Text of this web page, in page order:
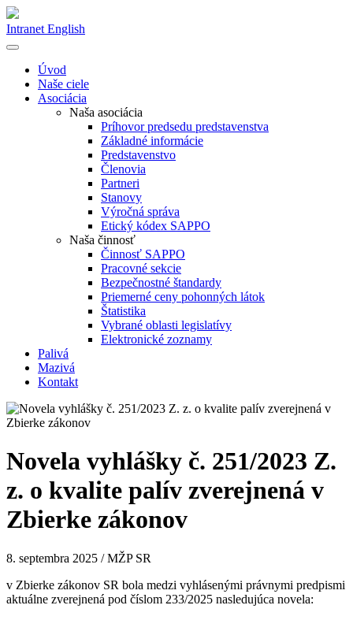
Intranet English
Úvod
Naše ciele
Asociácia
Naša asociácia
Príhovor predsedu predstavenstva
Základné informácie
Predstavenstvo
Členovia
Partneri
Stanovy
Výročná správa
Etický kódex SAPPO
Naša činnosť
Činnosť SAPPO
Pracovné sekcie
Bezpečnostné štandardy
Priemerné ceny pohonných látok
Štatistika
Vybrané oblasti legislatívy
Elektronické zoznamy
Palivá
Mazivá
Kontakt
Novela vyhlášky č. 251/2023 Z.
z. o kvalite palív zverejnená v
Zbierke zákonov
8. septembra 2025 / MŽP SR
v Zbierke zákonov SR bola medzi vyhlásenými právnymi predpismi
aktuálne zverejnená pod číslom 233/2025 nasledujúca novela: